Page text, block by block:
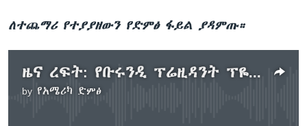
ለተጨማሪ የተያያዘውን የድምፅ ፋይል ያዳምጡ።
ዜና ረፍት: የቡሩንዲ ፕሬዚዳንት ፕዬሬ ንኩሩንዚዛ አረፉ
by የአሜሪካ ድምፅ
No media source currently available